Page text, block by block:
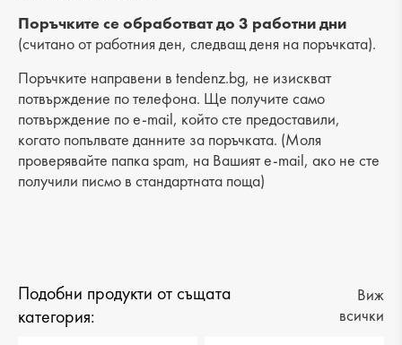
Разстояние от петата до горната част: 6 cm
Поръчките се обработват до 3 работни дни
(считано от работния ден, следващ деня на поръчката).
Поръчките направени в tendenz.bg, не изискват
потвърждение по телефона. Ще получите само
потвърждение по e-mail, който сте предоставили,
когато попълвате данните за поръчката. (Моля
проверявайте папка spam, на Вашият e-mail, ако не сте
получили писмо в стандартната поща)
Подобни продукти от същата
категория:
Виж
всички